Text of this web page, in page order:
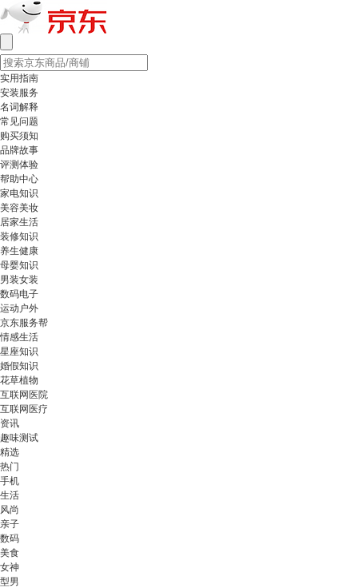
实用指南
安装服务
名词解释
常见问题
购买须知
品牌故事
评测体验
帮助中心
家电知识
美容美妆
居家生活
装修知识
养生健康
母婴知识
男装女装
数码电子
运动户外
京东服务帮
情感生活
星座知识
婚假知识
花草植物
互联网医院
互联网医疗
资讯
趣味测试
精选
热门
手机
生活
风尚
亲子
数码
美食
女神
型男